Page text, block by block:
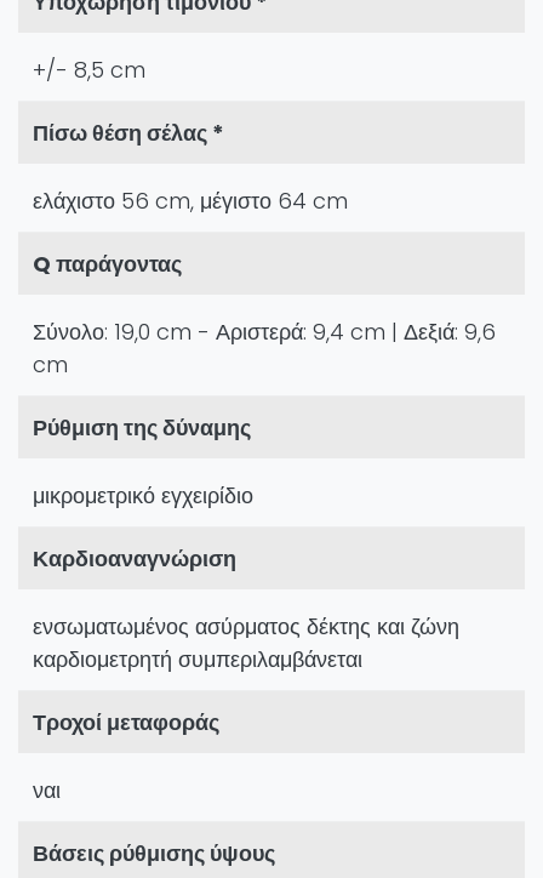
+/- 8,5 cm
Πίσω θέση σέλας *
ελάχιστο 56 cm, μέγιστο 64 cm
Q παράγοντας
Σύνολο: 19,0 cm - Αριστερά: 9,4 cm | Δεξιά: 9,6
cm
Ρύθμιση της δύναμης
μικρομετρικό εγχειρίδιο
Καρδιοαναγνώριση
ενσωματωμένος ασύρματος δέκτης και ζώνη
καρδιομετρητή συμπεριλαμβάνεται
Τροχοί μεταφοράς
ναι
Βάσεις ρύθμισης ύψους